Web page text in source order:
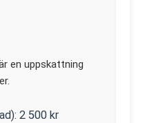
en uppskattning
2 500 kr